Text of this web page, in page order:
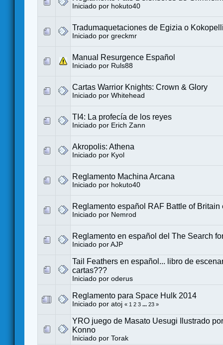
Iniciado por hokuto40
Tradumaquetaciones de Egizia o
Iniciado por greckmr
Manual Resurgence Español
Iniciado por Ruls88
Cartas Warrior Knights: Crown & Glory
Iniciado por Whitehead
TI4: La profecía de los reyes
Iniciado por Erich Zann
Akropolis: Athena
Iniciado por Kyol
Reglamento Machina Arcana
Iniciado por hokuto40
Reglamento español RAF Battle of Britain
Iniciado por Nemrod
Reglamento en español del The Search
Iniciado por AJP
Tail Feathers en español... libro de
cartas???
Iniciado por oderus
Reglamento para Space Hulk 2014
Iniciado por atoj « 1 2 3 ... 23 »
YRO juego de Masato Uesugi Ilustrado
Konno
Iniciado por Torak